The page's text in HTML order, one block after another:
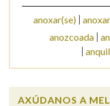
Nas definicións
anoxar(se)
anozcoada
AXÚDANOS A